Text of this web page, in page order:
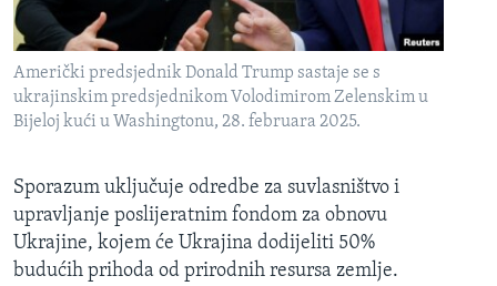
Američki predsjednik Donald Trump sastaje se s
ukrajinskim predsjednikom Volodimirom Zelenskim u
Bijeloj kući u Washingtonu, 28. februara 2025.
Sporazum uključuje odredbe za suvlasništvo i
upravljanje poslijeratnim fondom za obnovu
Ukrajine, kojem će Ukrajina dodijeliti 50%
budućih prihoda od prirodnih resursa zemlje.